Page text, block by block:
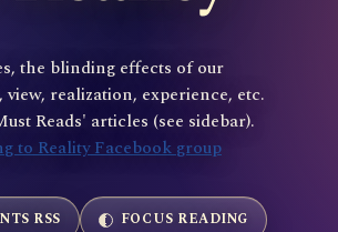
the blinding effects of our
realization, experience, etc.
Reads' articles (see sidebar).
to Reality Facebook group
RSS FOCUS READING